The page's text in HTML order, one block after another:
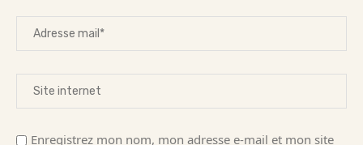
Enregistrez mon nom, mon adresse e-mail et mon site